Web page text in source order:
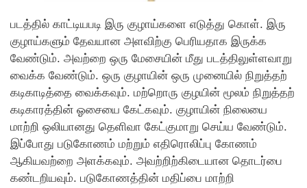
படத்தில் காட்டியபடி இரு குழாய்களை எடுத்து கொள். இரு
குழாய்களும் தேவயான அளவிற்கு பெரியதாக இருக்க
வேண்டும். அவற்றை ஒரு மேசையின் மீது படத்திலுள்ளவாறு
வைக்க வேண்டும். ஒரு குழாயின் ஒரு முனையில் நிறுத்தற்
கடிகாடித்தை வைக்கவும். மற்றொரு குழயின் மூலம் நிறுத்தற்
கடிகாரத்தின் ஓசையை கேட்கவும். குழாயின் நிலையை
மாற்றி ஒலியானது தெளிவா கேட்குமாறு செய்ய வேண்டும்.
இப்போது படுகோணம் மற்றும் எதிரொலிப்பு கோணம்
ஆகியவற்றை அளக்கவும். அவற்றிற்கிடையான தொடர்பை
கண்டறியவும். படுகோணத்தின் மதிப்பை மாற்றி